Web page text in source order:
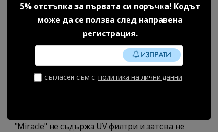
5% отстъпка за първата си поръчка! Кодът
може да се ползва след направена
регистрация.
ИЗПРАТИ
съгласен съм с политика на лични данни
5. Каучуково покритие "Rubber Top
Miracle"
Каучуковото покритие"Miracle" се отличава от
другите покрития със силно изразен блясък и с
това, че не променя цвета на гел лака с
времето. То има същата консистенция като
"Miracle" не съдържа UV филтри и затова не